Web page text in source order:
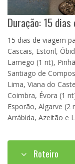
Duração: 15
15 dias de viagem
Cascais, Estoril,
Lamego (1 nt),
Santiago de
Lima, Viana do
Coimbra, Évora (1
Esporão, Algarve (2
Arrábida, Azeitão e
Roteiro